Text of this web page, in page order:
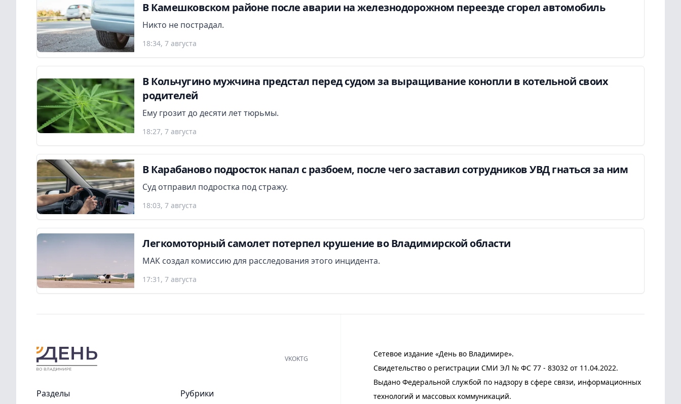
В Камешковском районе после аварии на железнодорожном переезде сгорел автомобиль
Никто не пострадал.
18:34, 7 августа
В Кольчугино мужчина предстал перед судом за выращивание конопли в котельной своих
родителей
Ему грозит до десяти лет тюрьмы.
18:27, 7 августа
В Карабаново подросток напал с разбоем, после чего заставил сотрудников УВД гнаться за ним
Суд отправил подростка под стражу.
18:03, 7 августа
Легкомоторный самолет потерпел крушение во Владимирской области
МАК создал комиссию для расследования этого инцидента.
17:31, 7 августа
Сетевое издание «День во Владимире».
Свидетельство о регистрации СМИ ЭЛ № ФС 77 - 83032 от 11.04.2022.
Выдано Федеральной службой по надзору в сфере связи, информационных
технологий и массовых коммуникаций.
VKOKTG
Разделы Рубрики